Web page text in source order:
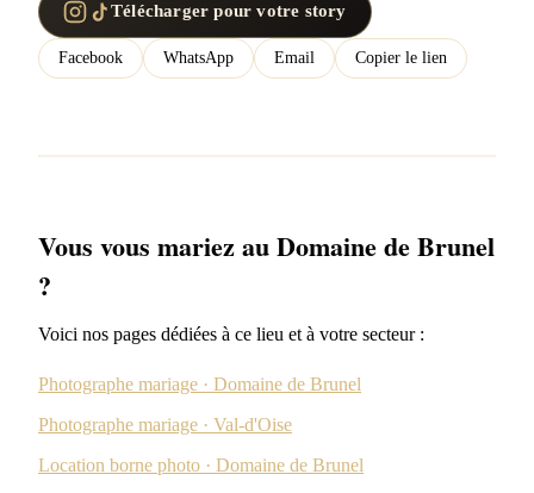
Télécharger pour votre story
Facebook WhatsApp Email Copier le lien
Vous vous mariez au Domaine de Brunel
?
Voici nos pages dédiées à ce lieu et à votre secteur :
Photographe mariage · Domaine de Brunel
Photographe mariage · Val-d'Oise
Location borne photo · Domaine de Brunel